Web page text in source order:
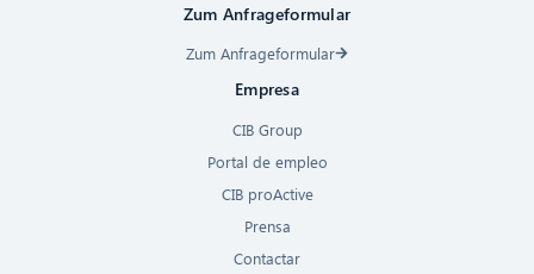
Zum Anfrageformular
Zum Anfrageformular
Empresa
CIB Group
Portal de empleo
CIB proActive
Prensa
Contactar